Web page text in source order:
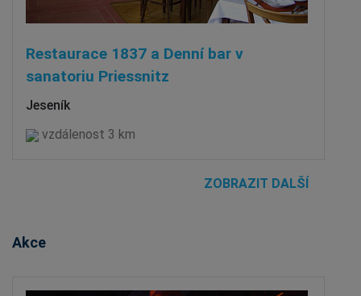
Restaurace 1837 a Denní bar v
sanatoriu Priessnitz
Jeseník
vzdálenost 3 km
ZOBRAZIT DALŠÍ
Akce